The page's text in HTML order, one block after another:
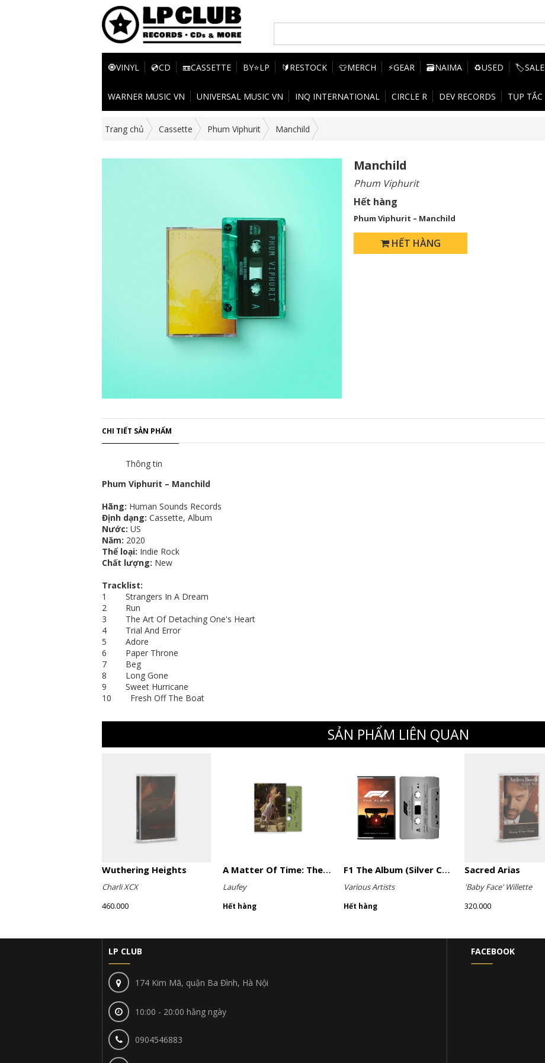
🧿VINYL 💿CD 📼CASSETTE BY⭐LP 🔰RESTOCK 👕MERCH ⚡GEAR 🗃️NAIMA ♻️USED 🏷️SALE
WARNER MUSIC VN UNIVERSAL MUSIC VN INQ INTERNATIONAL CIRCLE R DEV RECORDS TỤP TẮC
Trang chủ Cassette Phum Viphurit Manchild
Manchild
Phum Viphurit
Hết hàng
Phum Viphurit – Manchild
HẾT HÀNG
CHI TIẾT SẢN PHẨM
Thông tin
Phum Viphurit – Manchild
Hãng: Human Sounds Records
Định dạng: Cassette, Album
Nước: US
Năm: 2020
Thể loại: Indie Rock
Chất lượng: New
Tracklist:
1 Strangers In A Dream
2 Run
3 The Art Of Detaching One's Heart
4 Trial And Error
5 Adore
6 Paper Throne
7 Beg
8 Long Gone
9 Sweet Hurricane
10 Fresh Off The Boat
SẢN PHẨM LIÊN QUAN
Wuthering Heights
Charli XCX
460.000
A Matter Of Time: The Final Hour (Sage Green Cassette)
Laufey
Hết hàng
F1 The Album (Silver Cassette)
Various Artists
Hết hàng
Sacred Arias
'Baby Face' Willette
320.000
LP CLUB
174 Kim Mã, quận Ba Đình, Hà Nội
10:00 - 20:00 hằng ngày
0904546883
FACEBOOK